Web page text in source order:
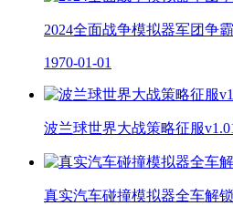
2024全面战争模拟器军团争
1970-01-01
波兰球世界大战策略征服
真实汽车碰撞模拟器全车解